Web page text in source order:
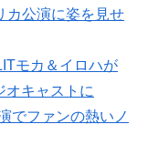
カ公演に姿を見せ
モカ＆イロハが
オキャストに
でファンの熱いノ